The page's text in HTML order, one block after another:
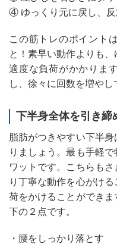
④ ゆっくり元に戻し、反
この筋トレのポイント
と！素早い動作よりも
適度な負荷がかかりま
し、徐々に回数を増やし
下半身全体を引き締
脂肪がつきやすい下半
りましょう。最も手軽
ワットです。こちらも
り丁寧な動作を心がけ
荷をかけることができ
下の２点です。
・腰をしっかり落とす